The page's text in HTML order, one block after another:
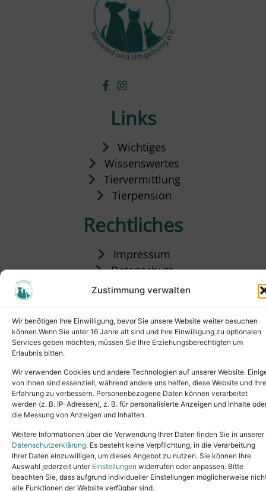
Zustimmung verwalten
Wir benötigen Ihre Einwilligung, bevor Sie unsere Website weiter besuchen
können.Wenn Sie unter 16 Jahre alt sind und Ihre Einwilligung zu optionalen
Services geben möchten, müssen Sie Ihre Erziehungsberechtigten um
Erlaubnis bitten.
Wir verwenden Cookies und andere Technologien auf unserer Website.
von ihnen sind essenziell, während andere uns helfen, diese Website und Ihre
Erfahrung zu verbessern. Personenbezogene Daten können verarbeitet
werden (z. B. IP-Adressen), z. B. für personalisierte Anzeigen und Inhalte
die Messung von Anzeigen und Inhalten.
Weitere Informationen über die Verwendung Ihrer Daten finden Sie in unserer
Datenschutzerklärung. Es besteht keine Verpflichtung, in die Verarbeitung
Ihrer Daten einzuwilligen, um dieses Angebot zu nutzen. Sie können Ihre
Auswahl jederzeit unter Einstellungen widerrufen oder anpassen. Bitte
beachten Sie, dass aufgrund individueller Einstellungen möglicherweise
alle Funktionen der Website verfügbar sind.
Links
Wichtiges
Wissenswertes
Tiervermittlung
Tierpension
Rechtliches
Impressum
Datenschutz
Satzung
Copyright © 2024. All rights reserved.
Tel.: (02631) 55356buero@tierheim-neuwied.de
Ludwigshof 1, 56567 Neuwied